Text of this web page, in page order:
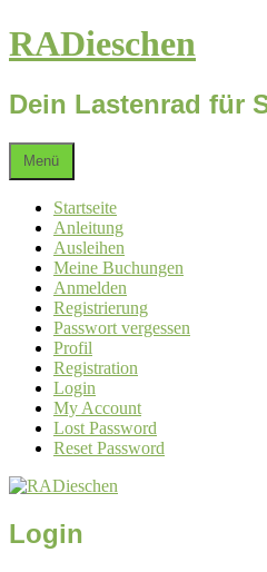
Zum
Inhalt
RADieschen
Dein Lastenrad für
Menü
Startseite
Anleitung
Ausleihen
Meine Buchungen
Anmelden
Registrierung
Passwort vergessen
Profil
Registration
Login
My Account
Lost Password
Reset Password
Login